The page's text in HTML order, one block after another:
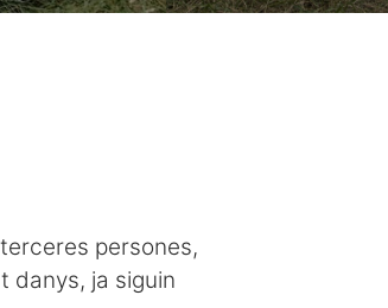
persones,
danys, ja siguin